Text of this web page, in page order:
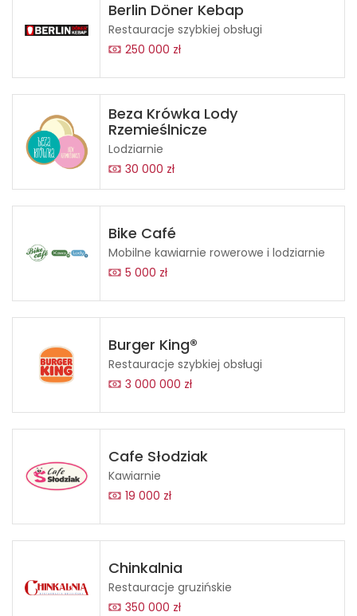
Berlin Döner Kebap
Restauracje szybkiej obsługi
250 000 zł
Beza Krówka Lody
Rzemieślnicze
Lodziarnie
30 000 zł
Bike Café
Mobilne kawiarnie rowerowe i lodziarnie
5 000 zł
Burger King®
Restauracje szybkiej obsługi
3 000 000 zł
Cafe Słodziak
Kawiarnie
19 000 zł
Chinkalnia
Restauracje gruzińskie
350 000 zł